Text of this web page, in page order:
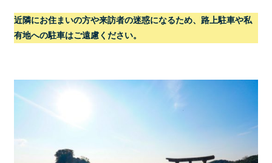
近隣にお住まいの方や来訪者の迷惑になるため、路上駐車や私
有地への駐車はご遠慮ください。